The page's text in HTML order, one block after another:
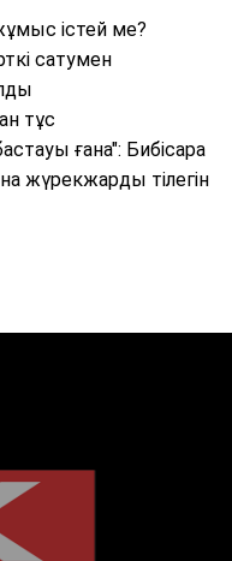
істей ме?
сатумен
тұс
ғана": Бибісара
жүрекжарды тілегін